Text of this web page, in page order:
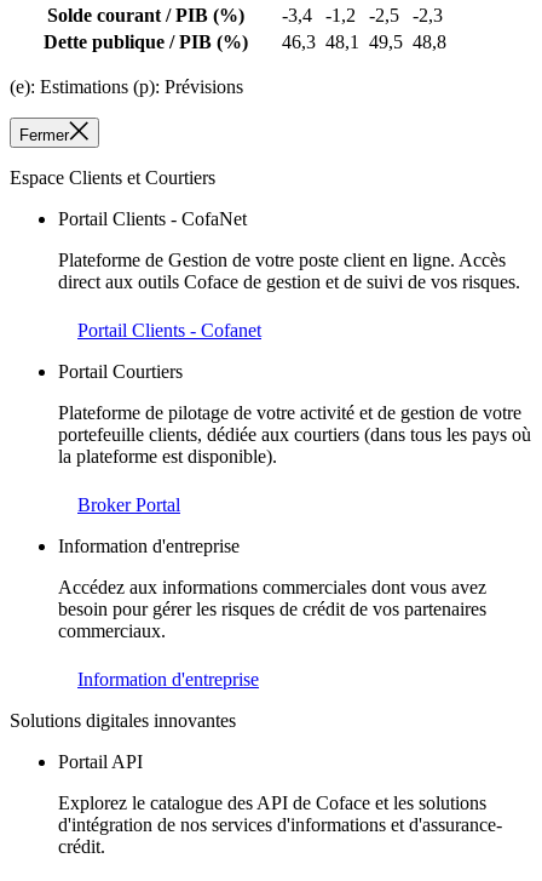
Solde courant / PIB (%) -3,4 -1,2 -2,5
-2,3
Dette publique / PIB (%) 46,3 48,1 49,5 48,8
(e): Estimations (p): Prévisions
Fermer
Espace Clients et Courtiers
Portail Clients - CofaNet
Plateforme de Gestion de votre poste client en ligne. Accès
direct aux outils Coface de gestion et de suivi de vos risques.
Portail Clients - Cofanet
Portail Courtiers
Plateforme de pilotage de votre activité et de gestion de votre
portefeuille clients, dédiée aux courtiers (dans tous les pays où
la plateforme est disponible).
Broker Portal
Information d'entreprise
Accédez aux informations commerciales dont vous avez
besoin pour gérer les risques de crédit de vos partenaires
commerciaux.
Information d'entreprise
Solutions digitales innovantes
Portail API
Explorez le catalogue des API de Coface et les solutions
d'intégration de nos services d'informations et d'assurance-
crédit.